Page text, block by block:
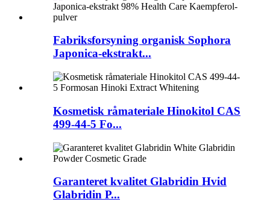
Fabriksforsyning organisk Sophora
Japonica-ekstrakt...
Kosmetisk råmateriale Hinokitol CAS
499-44-5 Fo...
Garanteret kvalitet Glabridin Hvid
Glabridin P...